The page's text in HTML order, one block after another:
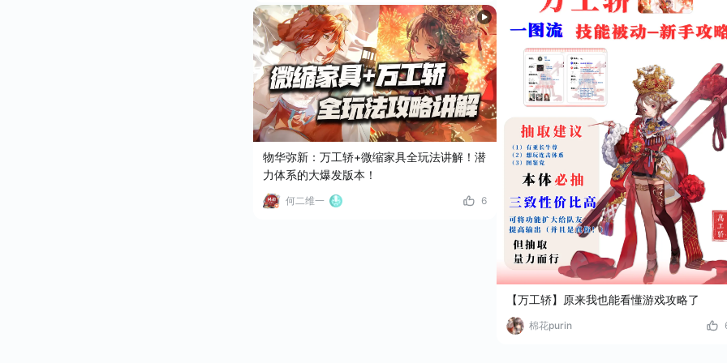
物华弥新：万工轿+微缩家具全玩法讲解！潜
力体系的大爆发版本！
何二维一 6
【万工轿】原来我也能看懂游戏攻略了
棉花purin